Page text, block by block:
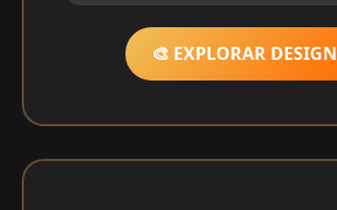
🎨 EXPLORAR DESIGN